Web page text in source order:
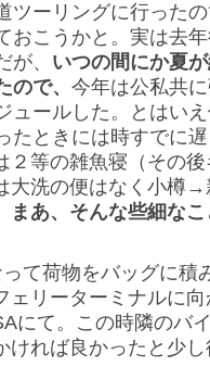
ツーリングに行った
おこうかと。実は去
が、 いつの間にか夏
ので、今年は公私共
ュールした。とはい
たときには時すでに
等の雑魚寝（その
大洗の便はなく小樽→
まあ、そんな些細な
て荷物をバッグに積
ェリーターミナルに
にて。この時隣のバ
ければ良かったと少